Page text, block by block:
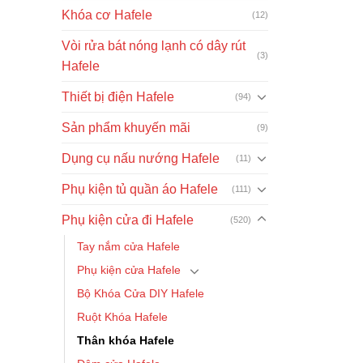
389.000₫.Khóa cơ Hafele (12)
Vòi rửa bát nóng lạnh có dây rút
Hafele
(3)
Thiết bị điện Hafele (94)
Sản phẩm khuyến mãi (9)
Dụng cụ nấu nướng Hafele (11)
Phụ kiện tủ quần áo Hafele (111)
Phụ kiện cửa đi Hafele (520)
Tay nắm cửa Hafele
Phụ kiện cửa Hafele
Bộ Khóa Cửa DIY Hafele
Ruột Khóa Hafele
Thân khóa Hafele